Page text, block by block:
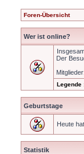
Foren-Übersicht
Wer ist online?
Der
Mitglieder:
Legende
Geburtstage
Heute
Statistik